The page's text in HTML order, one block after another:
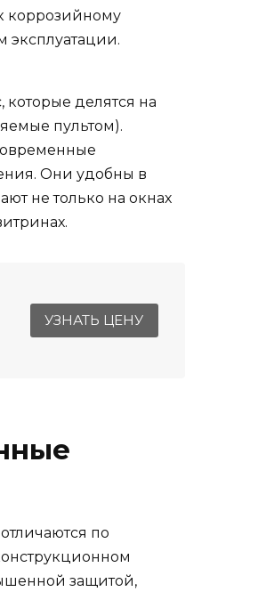
коррозийному
эксплуатации.
делятся на
пультом).
Они удобны в
не только на окнах
УЗНАТЬ ЦЕНУ
по
защитой,